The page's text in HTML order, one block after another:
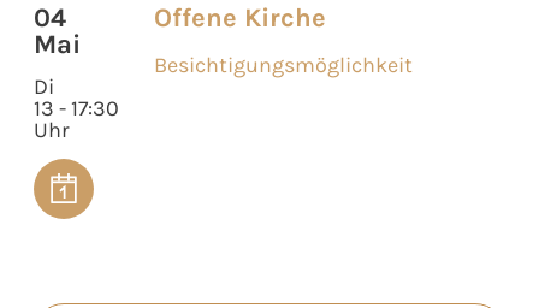
04
Mai
Di
13 - 17:30
Uhr
Offene Kirche
Besichtigungsmöglichkeit